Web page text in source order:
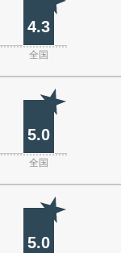
4.3
全国
5.0
全国
5.0